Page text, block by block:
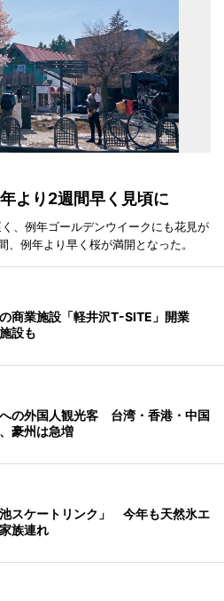
より2週間早く見頃に
、例年ゴールデンウイークにも花見が
例年より早く桜が満開となった。
商業施設「軽井沢T-SITE」開業
設も
の外国人観光客 台湾・香港・中国
豪州は急増
スケートリンク」 今年も天然氷エ
族連れ